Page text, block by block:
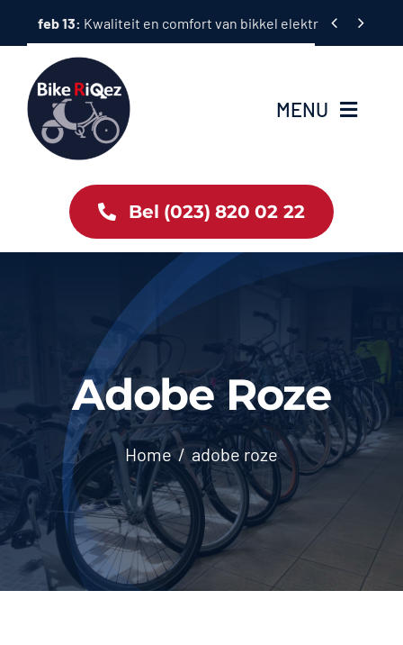
naar
inhoud
feb 13: Kwaliteit en comfort van bikkel elektrische fietsen
 
MENU
Tweewielers
Bike News
Contact
Bel (023) 820 02 22
Adobe Roze
Home adobe roze